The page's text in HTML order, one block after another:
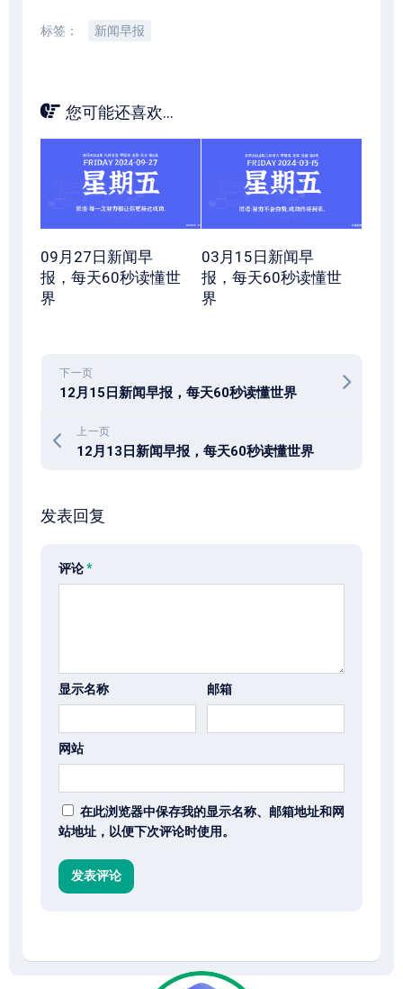
标签： 新闻早报
您可能还喜欢...
09月27日新闻早
报，每天60秒读懂世
界
03月15日新闻早
报，每天60秒读懂世
界
下一页
12月15日新闻早报，每天60秒读懂世界
上一页
12月13日新闻早报，每天60秒读懂世界
发表回复
评论*
显示名称 邮箱
网站
在此浏览器中保存我的显示名称、邮箱地址和网
站地址，以便下次评论时使用。